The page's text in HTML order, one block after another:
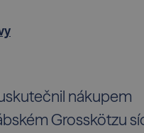
nákupem
Grosskötzu